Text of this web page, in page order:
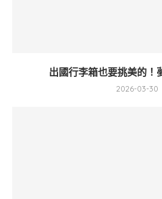
出國行李箱也要挑美的！
2026-03-30